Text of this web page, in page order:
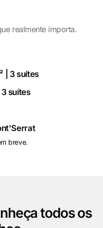
realmente importa.
| 3 suítes
suítes
breve.
todos os